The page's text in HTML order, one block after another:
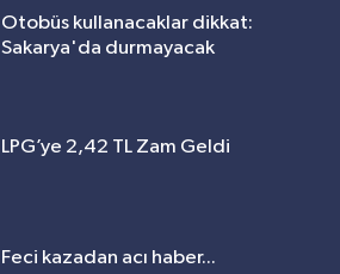
Otobüs kullanacaklar dikkat:
Sakarya'da durmayacak
LPG’ye 2,42 TL Zam Geldi
Feci kazadan acı haber...